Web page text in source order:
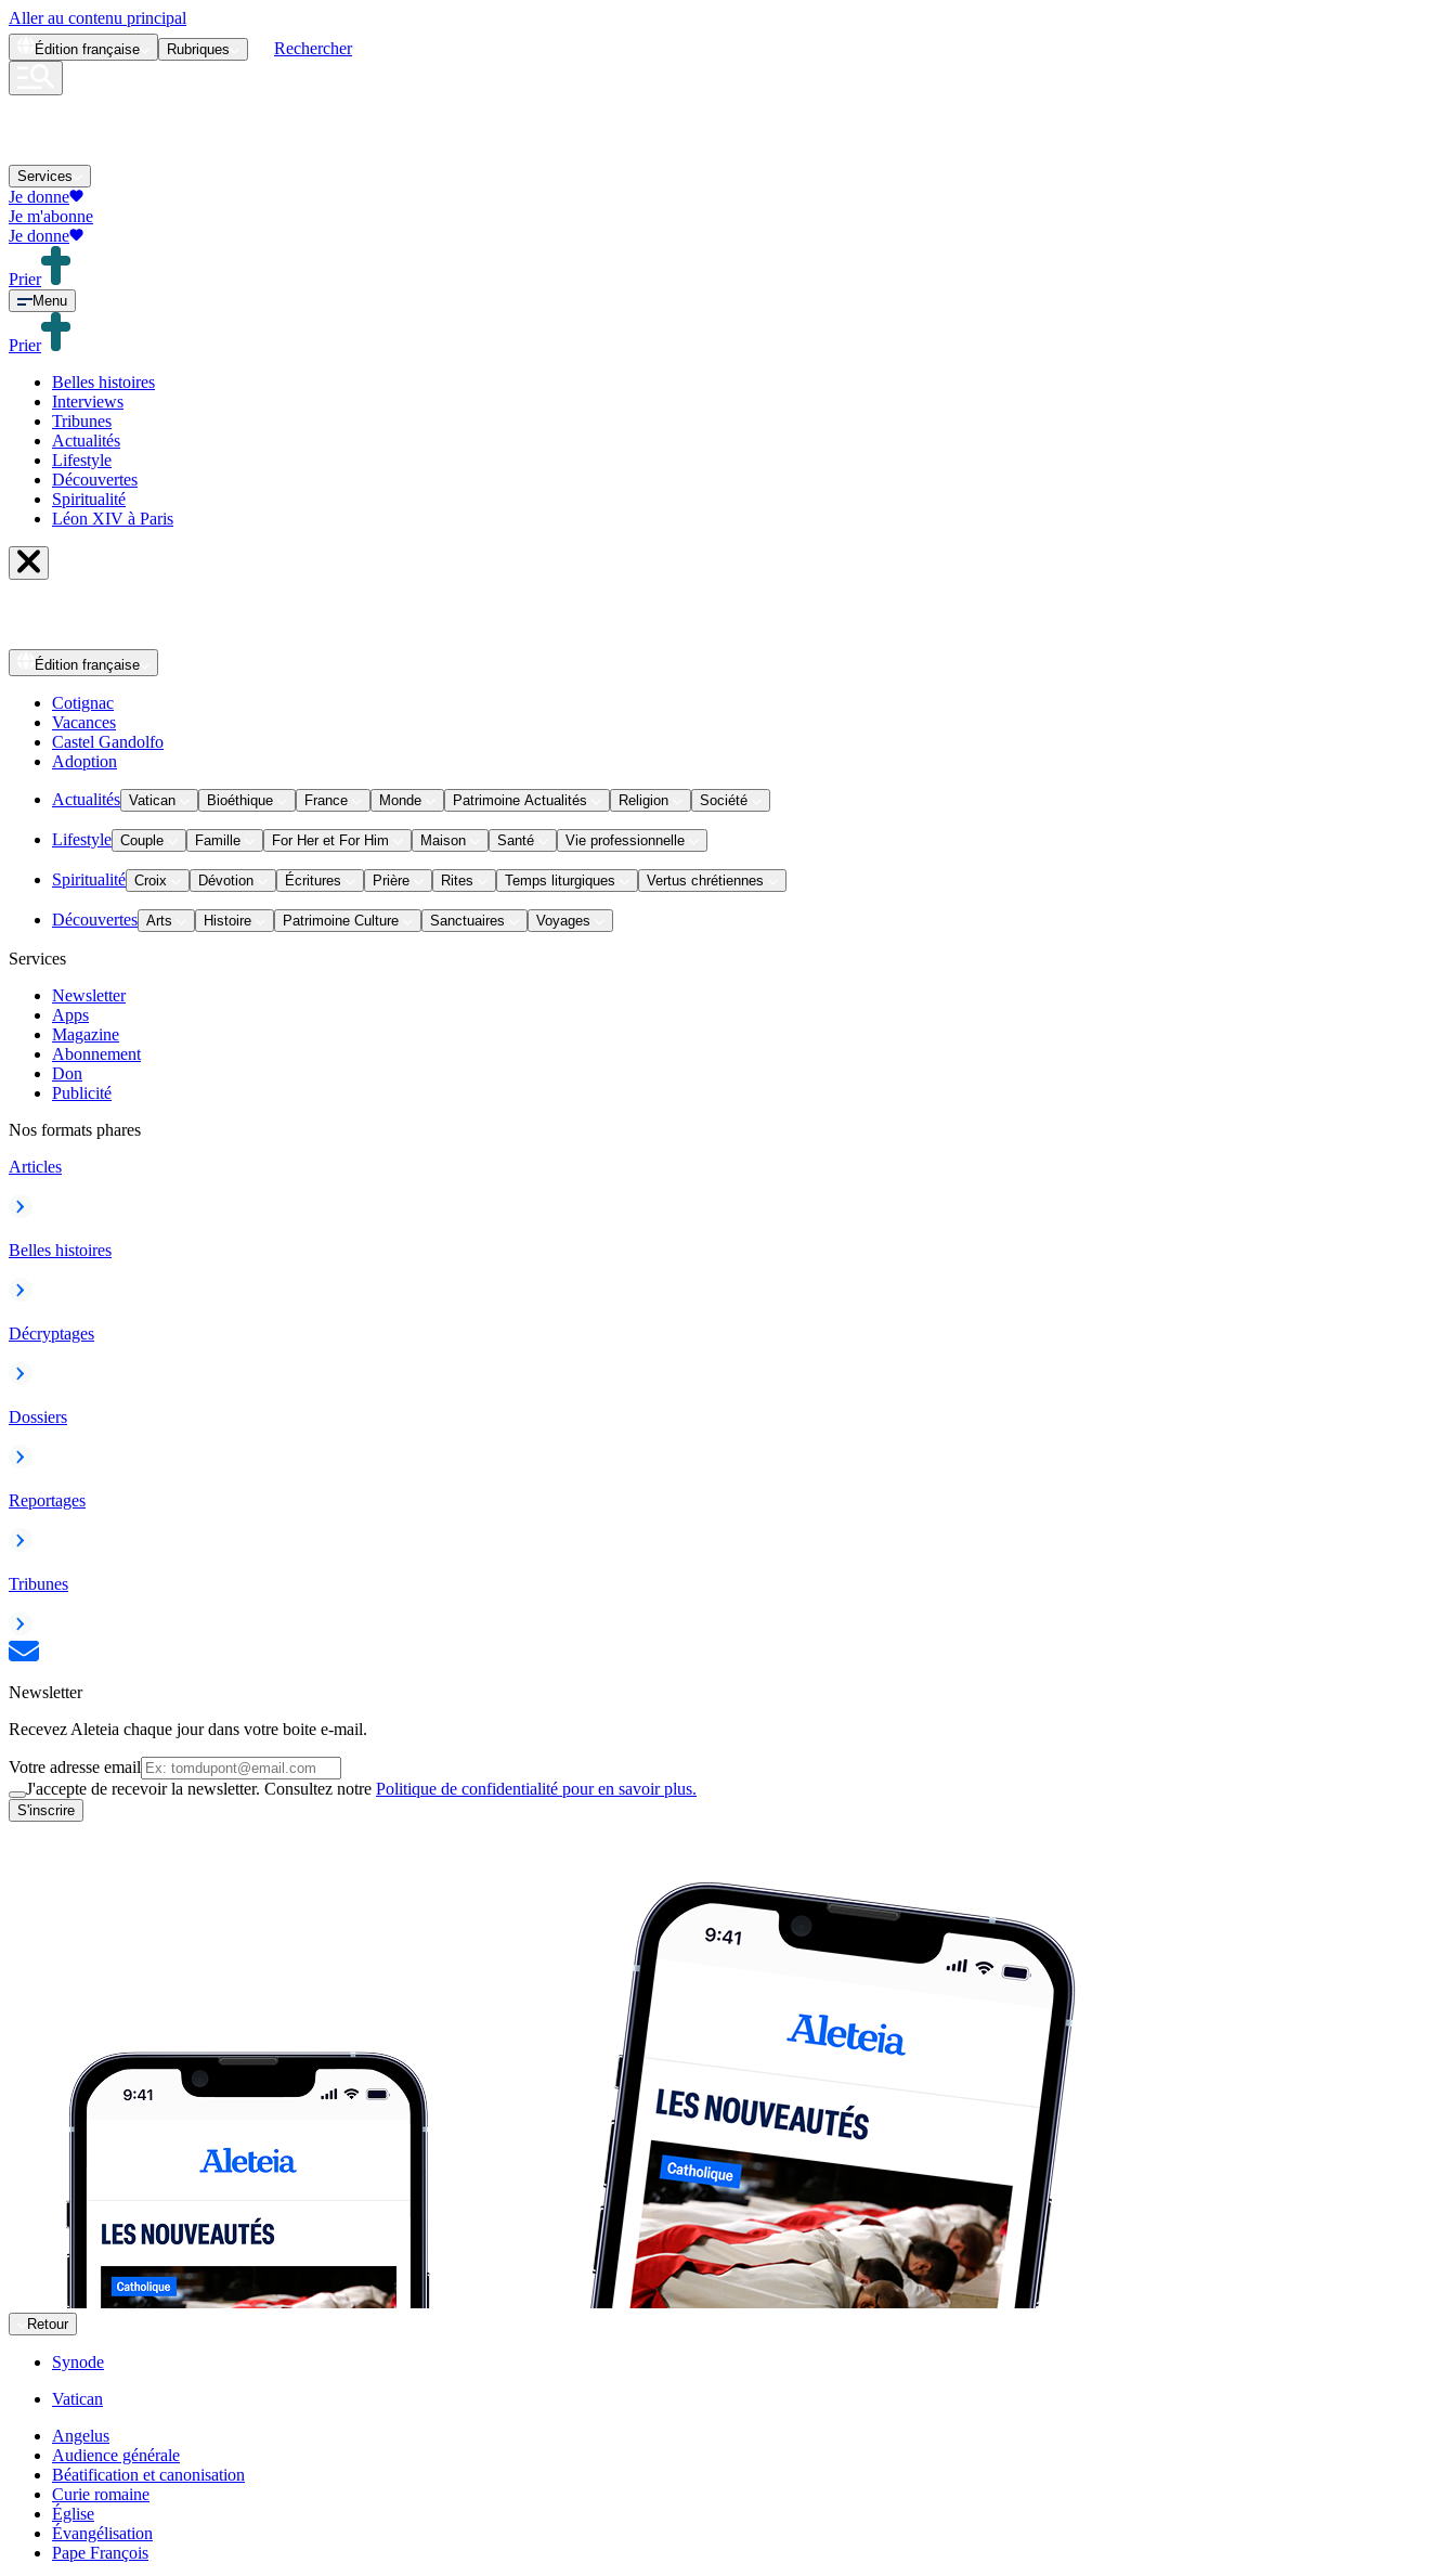
Aller au contenu principal
Édition française Rubriques Rechercher
Services
Je donne
Je m'abonne
Je donne
Prier
Menu
Prier
Belles histoires
Interviews
Tribunes
Actualités
Lifestyle
Découvertes
Spiritualité
Léon XIV à Paris
Édition française
Cotignac
Vacances
Castel Gandolfo
Adoption
Actualités Vatican Bioéthique France Monde Patrimoine Actualités Religion Société
Lifestyle Couple Famille For Her et For Him Maison Santé Vie professionnelle
Spiritualité Croix Dévotion Écritures Prière Rites Temps liturgiques Vertus chrétiennes
Découvertes Arts Histoire Patrimoine Culture Sanctuaires Voyages
Services
Newsletter
Apps
Magazine
Abonnement
Don
Publicité
Nos formats phares
Articles
Belles histoires
Décryptages
Dossiers
Reportages
Tribunes
Newsletter
Recevez Aleteia chaque jour dans votre boite e-mail.
Votre adresse email
J'accepte de recevoir la newsletter. Consultez notre Politique de confidentialité pour en savoir plus.
S'inscrire
Retour
Synode
Vatican
Angelus
Audience générale
Béatification et canonisation
Curie romaine
Église
Évangélisation
Pape François